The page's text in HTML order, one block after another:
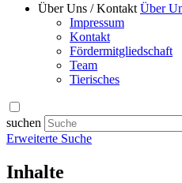
Über Uns / Kontakt Über
Impressum
Kontakt
Fördermitgliedschaft
Team
Tierisches
suchen
Erweiterte Suche
Inhalte